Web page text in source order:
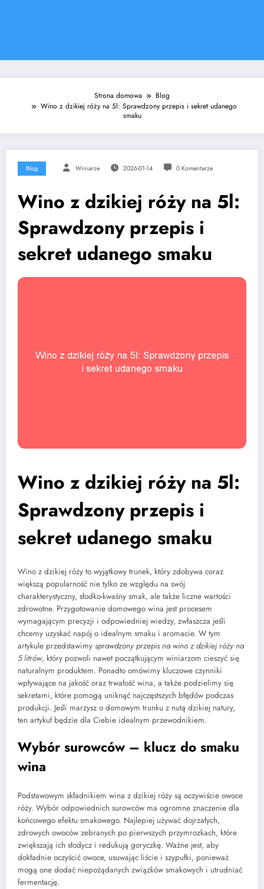
Strona domowa
Blog
Wino z dzikiej róży na 5l: Sprawdzony przepis i sekret udanego
smaku
Blog Winiarze 2026-01-14 0 Komentarze
Wino z dzikiej róży na 5l:
Sprawdzony przepis i
sekret udanego smaku
Wino z dzikiej róży na 5l:
Sprawdzony przepis i
sekret udanego smaku
Wino z dzikiej róży to wyjątkowy trunek, który zdobywa coraz
większą popularność nie tylko ze względu na swój
charakterystyczny, słodko-kwaśny smak, ale także liczne wartości
zdrowotne. Przygotowanie domowego wina jest procesem
wymagającym precyzji i odpowiedniej wiedzy, zwłaszcza jeśli
chcemy uzyskać napój o idealnym smaku i aromacie. W tym
artykule przedstawimy sprawdzony przepis na wino z dzikiej róży na
5 litrów, który pozwoli nawet początkującym winiarzom cieszyć się
naturalnym produktem. Ponadto omówimy kluczowe czynniki
wpływające na jakość oraz trwałość wina, a także podzielimy się
sekretami, które pomogą uniknąć najczęstszych błędów podczas
produkcji. Jeśli marzysz o domowym trunku z nutą dzikiej natury,
ten artykuł będzie dla Ciebie idealnym przewodnikiem.
Wybór surowców – klucz do smaku
wina
Podstawowym składnikiem wina z dzikiej róży są oczywiście owoce
róży. Wybór odpowiednich surowców ma ogromne znaczenie dla
końcowego efektu smakowego. Najlepiej używać dojrzałych,
zdrowych owoców zebranych po pierwszych przymrozkach, które
zwiększają ich słodycz i redukują goryczkę. Ważne jest, aby
dokładnie oczyścić owoce, usuwając liście i szypułki, ponieważ
mogą one dodać niepożądanych związków smakowych i utrudniać
fermentację.